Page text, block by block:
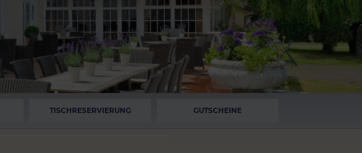
TISCHRESERVIERUNG GUTSCHEINE